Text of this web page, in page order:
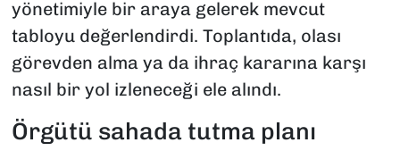
yönetimiyle bir araya gelerek mevcut
tabloyu değerlendirdi. Toplantıda, olası
görevden alma ya da ihraç kararına karşı
nasıl bir yol izleneceği ele alındı.
Örgütü sahada tutma planı